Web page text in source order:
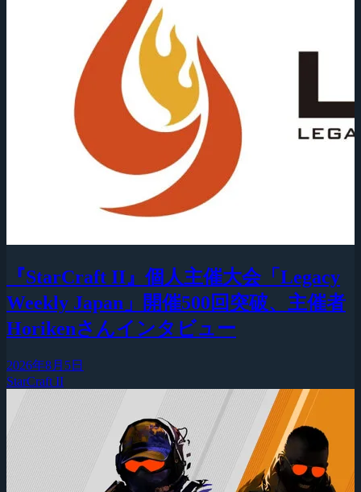
『StarCraft II』個人主催大会「Legacy
Weekly Japan」開催500回突破、主催者
Horikenさんインタビュー
2026年8月5日
StarCraft II